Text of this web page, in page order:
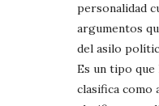
personalidad
argumentos
del asilo
Es un tipo que
clasifica como